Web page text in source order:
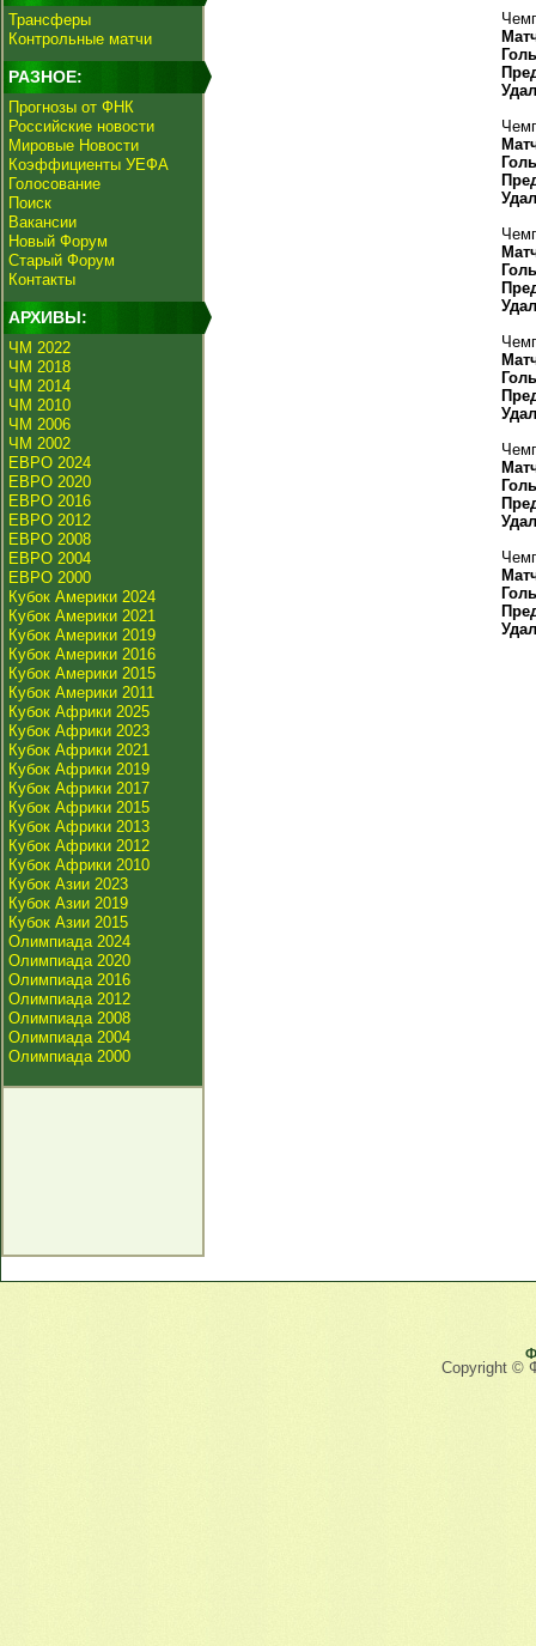
Трансферы
Контрольные матчи
РАЗНОЕ:
Прогнозы от ФНК
Российские новости
Мировые Новости
Коэффициенты УЕФА
Голосование
Поиск
Вакансии
Новый Форум
Старый Форум
Контакты
АРХИВЫ:
ЧМ 2022
ЧМ 2018
ЧМ 2014
ЧМ 2010
ЧМ 2006
ЧМ 2002
ЕВРО 2024
ЕВРО 2020
ЕВРО 2016
ЕВРО 2012
ЕВРО 2008
ЕВРО 2004
ЕВРО 2000
Кубок Америки 2024
Кубок Америки 2021
Кубок Америки 2019
Кубок Америки 2016
Кубок Америки 2015
Кубок Америки 2011
Кубок Африки 2025
Кубок Африки 2023
Кубок Африки 2021
Кубок Африки 2019
Кубок Африки 2017
Кубок Африки 2015
Кубок Африки 2013
Кубок Африки 2012
Кубок Африки 2010
Кубок Азии 2023
Кубок Азии 2019
Кубок Азии 2015
Олимпиада 2024
Олимпиада 2020
Олимпиада 2016
Олимпиада 2012
Олимпиада 2008
Олимпиада 2004
Олимпиада 2000
Copyright ©